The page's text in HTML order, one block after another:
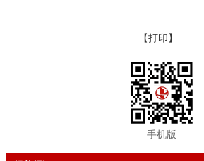
【打印】
手机版